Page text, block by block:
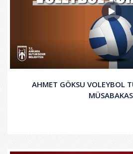
AHMET GÖKSU VOLEYBOL